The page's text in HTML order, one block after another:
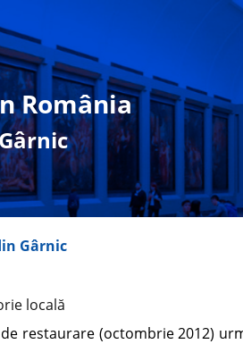
România
Gârnic
locală
restaurare (octombrie 2012)